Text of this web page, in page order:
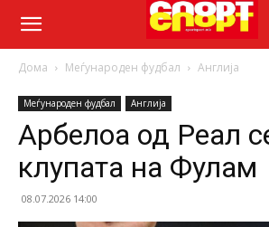
Дома Меѓународен фудбал Англија
Меѓународен фудбал Англија
Арбелоа од Реал
клупата на Фулам
08.07.2026 14:00